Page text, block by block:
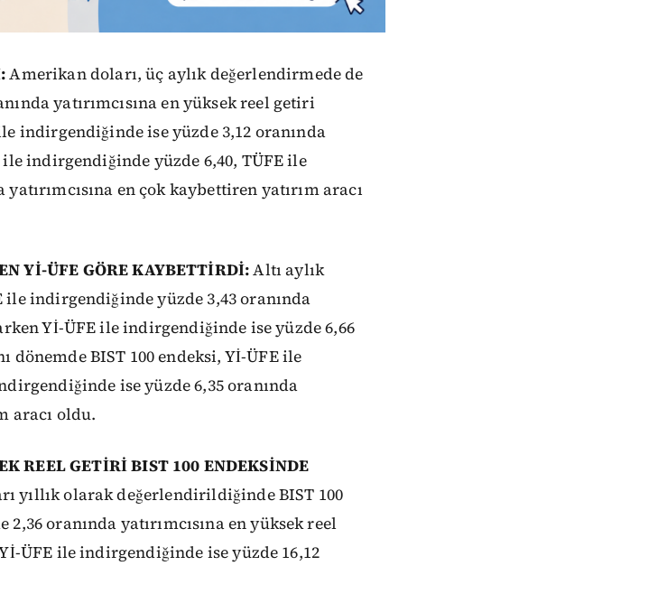
Amerikan doları, üç aylık değerlendirmede de
yatırımcısına en yüksek reel getiri
indirgendiğinde ise yüzde 3,12 oranında
ile indirgendiğinde yüzde 6,40, TÜFE ile
en çok kaybettiren yatırım aracı
Yİ-ÜFE GÖRE KAYBETTİRDİ:Altı aylık
indirgendiğinde yüzde 3,43 oranında
Yİ-ÜFE ile indirgendiğinde ise yüzde 6,66
dönemde BIST 100 endeksi, Yİ-ÜFE ile
ise yüzde 6,35 oranında
aracı oldu.
REEL GETİRİ BIST 100 ENDEKSİNDE
yıllık olarak değerlendirildiğinde BIST 100
oranında yatırımcısına en yüksek reel
ÜFE ile indirgendiğinde ise yüzde 16,12